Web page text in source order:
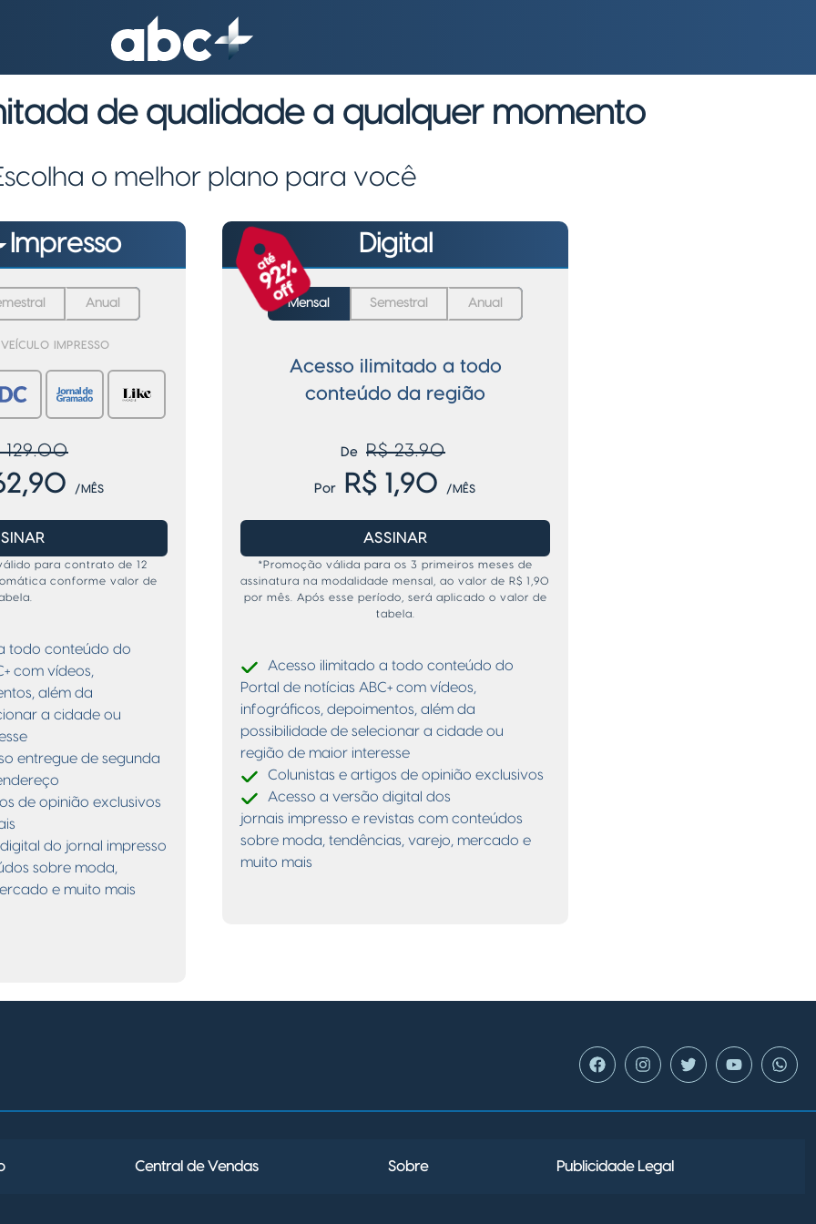
de qualidade a qualquer momento
o melhor plano para você
Impresso
Anual
IMPRESSO
129.00
/MÊS
para contrato de 12
conforme valor de
todo conteúdo do
com vídeos,
além da
a cidade ou
entregue de segunda
de opinião exclusivos
do jornal impresso
sobre moda,
e muito mais
Digital
até
92
%
off
Mensal Semestral Anual
Acesso ilimitado a todo
conteúdo da região
De R$ 23.90
Por R$ 1,90 /MÊS
ASSINAR
*Promoção válida para os 3 primeiros meses de
assinatura na modalidade mensal, ao valor de R$ 1,90
por mês. Após esse período, será aplicado o valor de
tabela.
Acesso ilimitado a todo conteúdo do
Portal de notícias ABC+ com vídeos,
infográficos, depoimentos, além da
possibilidade de selecionar a cidade ou
região de maior interesse
Colunistas e artigos de opinião exclusivos
Acesso a versão digital dos
jornais impresso e revistas com conteúdos
sobre moda, tendências, varejo, mercado e
muito mais
Central de Vendas Sobre Publicidade Legal